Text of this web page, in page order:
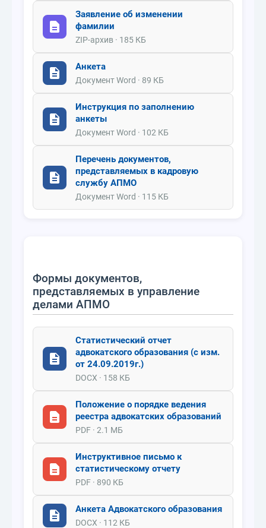
Заявление об изменении
фамилии
ZIP-архив · 185 КБ
Анкета
Документ Word · 89 КБ
Инструкция по заполнению
анкеты
Документ Word · 102 КБ
Перечень документов,
представляемых в кадровую
службу АПМО
Документ Word · 115 КБ
Формы документов,
представляемых в управление
делами АПМО
Статистический отчет
адвокатского образования (с изм.
от 24.09.2019г.)
DOCX · 158 КБ
Положение о порядке ведения
реестра адвокатских образований
PDF · 2.1 МБ
Инструктивное письмо к
статистическому отчету
PDF · 890 КБ
Анкета Адвокатского образования
DOCX · 112 КБ